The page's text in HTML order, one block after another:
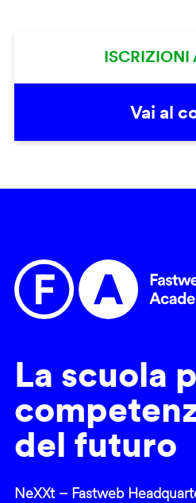
ISCRIZIONI
Vai al
La scuola
del futuro
NeXXt – Fastweb